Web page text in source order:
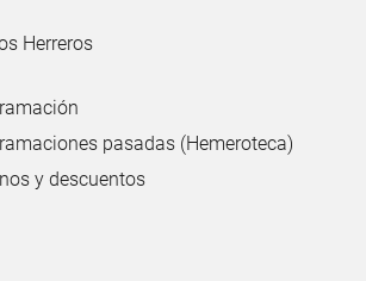
Herreros
pasadas (Hemeroteca)
y descuentos